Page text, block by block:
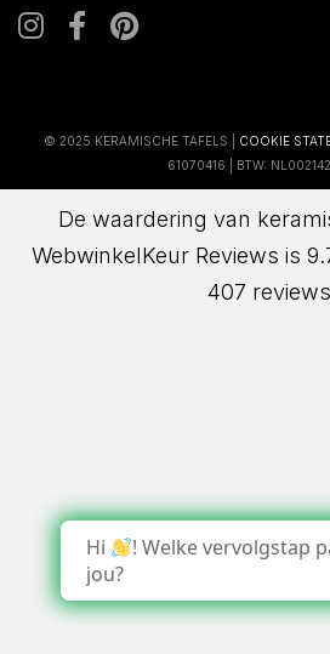
© 2025 KERAMISCHE TAFELS | COOKIE
61070416 | BTW:
De waardering van
WebwinkelKeur Reviews is
407
Hi
! Welke vervolgstap
jou?